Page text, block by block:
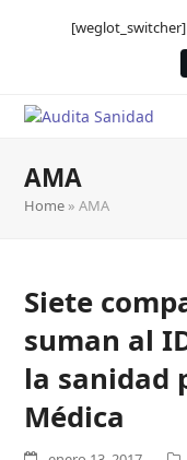
AMA
Home »AMA
Siete
suman al
la sanidad
Médica